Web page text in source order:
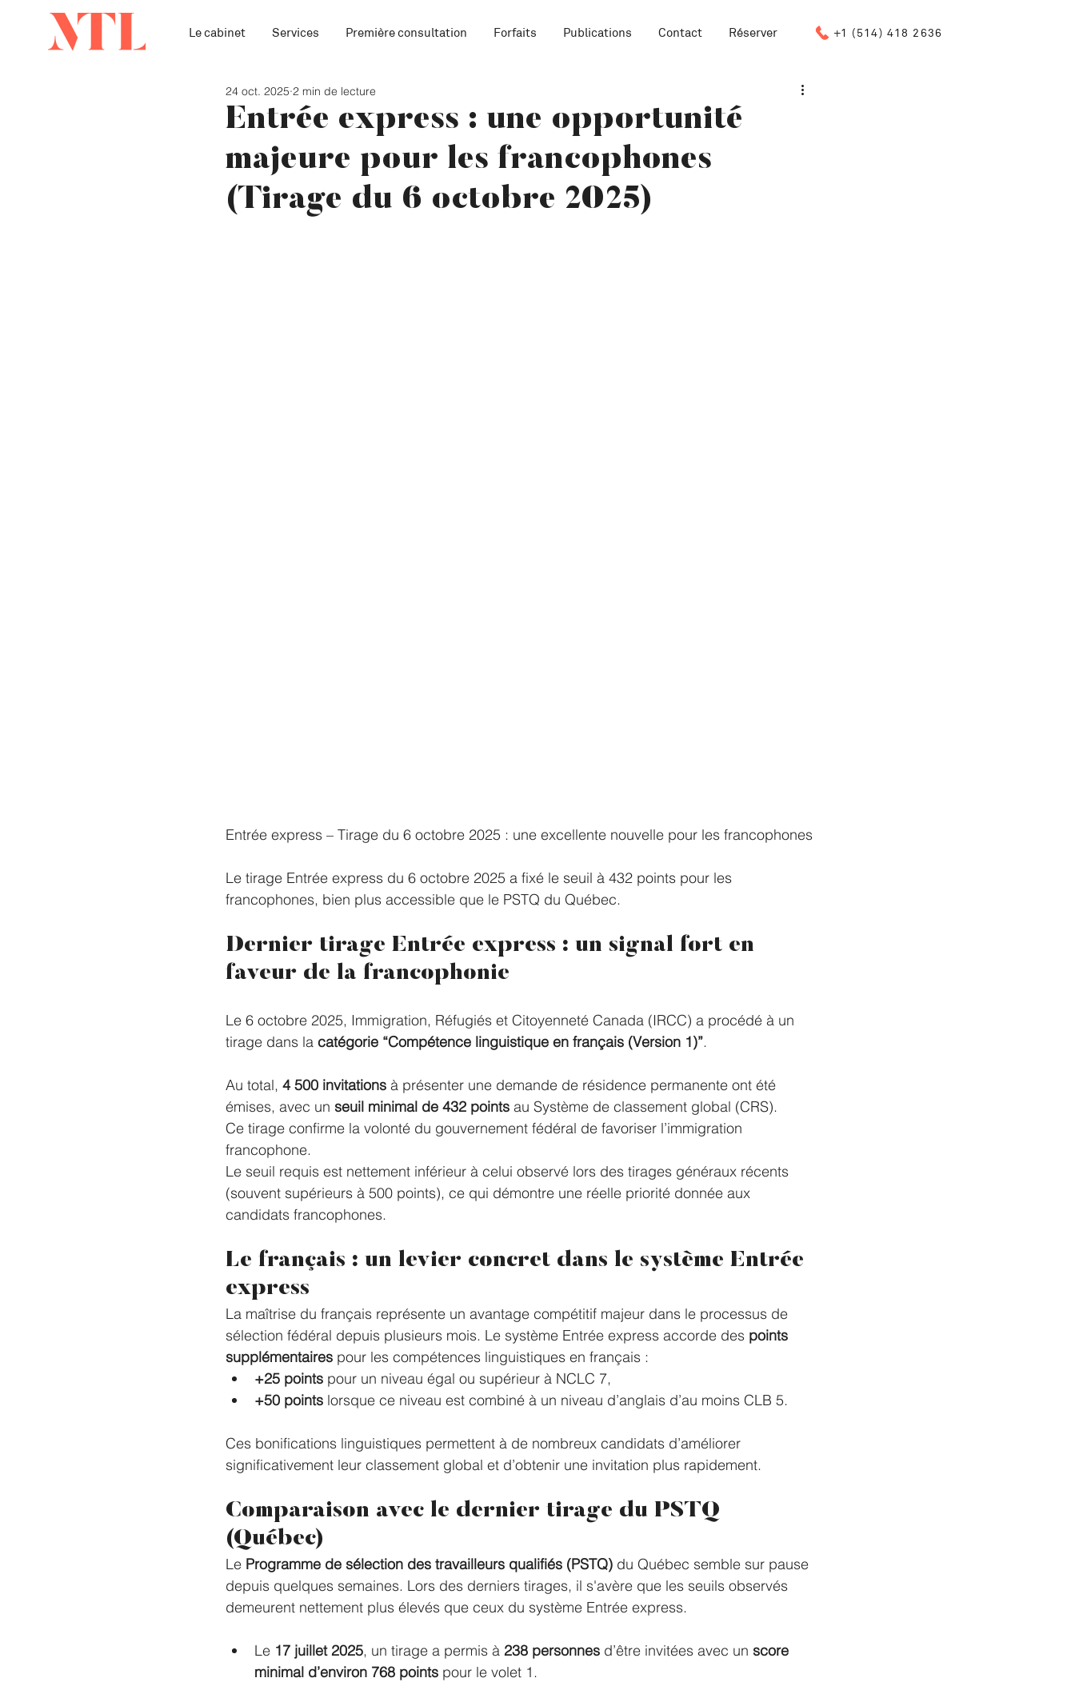
Le cabinet Services Première consultation Forfaits Publications Contact Réserver +1 (514) 418 2636
Entrée express : une opportunité
majeure pour les francophones
(Tirage du 6 octobre 2025)
24 oct. 2025 2 min de lecture
Entrée express – Tirage du 6 octobre 2025 : une excellente nouvelle pour les francophones
Le tirage Entrée express du 6 octobre 2025 a fixé le seuil à 432 points pour les
francophones, bien plus accessible que le PSTQ du Québec.
Dernier tirage Entrée express : un signal fort en
faveur de la francophonie
Le 6 octobre 2025, Immigration, Réfugiés et Citoyenneté Canada (IRCC) a procédé à un
tirage dans la catégorie “Compétence linguistique en français (Version 1)”.
Au total, 4 500 invitations à présenter une demande de résidence permanente ont été
émises, avec un seuil minimal de 432 points au Système de classement global (CRS).
Ce tirage confirme la volonté du gouvernement fédéral de favoriser l’immigration
francophone.
Le seuil requis est nettement inférieur à celui observé lors des tirages généraux récents
(souvent supérieurs à 500 points), ce qui démontre une réelle priorité donnée aux
candidats francophones.
Le français : un levier concret dans le système Entrée
express
La maîtrise du français représente un avantage compétitif majeur dans le processus de
sélection fédéral depuis plusieurs mois. Le système Entrée express accorde des points
supplémentaires pour les compétences linguistiques en français :
+25 points pour un niveau égal ou supérieur à NCLC 7,
+50 points lorsque ce niveau est combiné à un niveau d’anglais d’au moins CLB 5.
Ces bonifications linguistiques permettent à de nombreux candidats d’améliorer
significativement leur classement global et d’obtenir une invitation plus rapidement.
Comparaison avec le dernier tirage du PSTQ
(Québec)
Le Programme de sélection des travailleurs qualifiés (PSTQ) du Québec semble sur pause
depuis quelques semaines. Lors des derniers tirages, il s'avère que les seuils observés
demeurent nettement plus élevés que ceux du système Entrée express.
Le 17 juillet 2025, un tirage a permis à 238 personnes d’être invitées avec un score
minimal d’environ 768 points pour le volet 1.